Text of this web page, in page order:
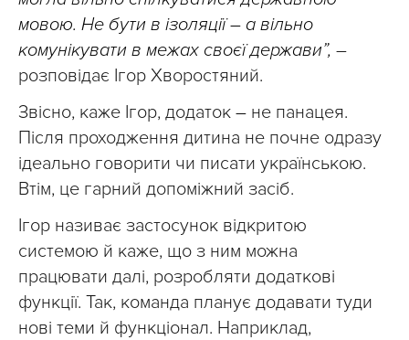
мовою. Не бути в ізоляції – а вільно
комунікувати в межах своєї держави”, –
розповідає Ігор Хворостяний.
Звісно, каже Ігор, додаток – не панацея.
Після проходження дитина не почне одразу
ідеально говорити чи писати українською.
Втім, це гарний допоміжний засіб.
Ігор називає застосунок відкритою
системою й каже, що з ним можна
працювати далі, розробляти додаткові
функції. Так, команда планує додавати туди
нові теми й функціонал. Наприклад,